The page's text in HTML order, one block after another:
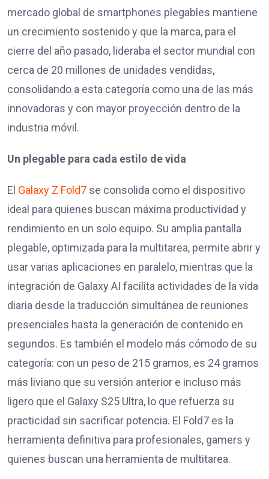
mercado global de smartphones plegables mantiene
un crecimiento sostenido y que la marca, para el
cierre del año pasado, lideraba el sector mundial con
cerca de 20 millones de unidades vendidas,
consolidando a esta categoría como una de las más
innovadoras y con mayor proyección dentro de la
industria móvil.
Un plegable para cada estilo de vida
El Galaxy Z Fold7 se consolida como el dispositivo
ideal para quienes buscan máxima productividad y
rendimiento en un solo equipo. Su amplia pantalla
plegable, optimizada para la multitarea, permite abrir y
usar varias aplicaciones en paralelo, mientras que la
integración de Galaxy AI facilita actividades de la vida
diaria desde la traducción simultánea de reuniones
presenciales hasta la generación de contenido en
segundos. Es también el modelo más cómodo de su
categoría: con un peso de 215 gramos, es 24 gramos
más liviano que su versión anterior e incluso más
ligero que el Galaxy S25 Ultra, lo que refuerza su
practicidad sin sacrificar potencia. El Fold7 es la
herramienta definitiva para profesionales, gamers y
quienes buscan una herramienta de multitarea.